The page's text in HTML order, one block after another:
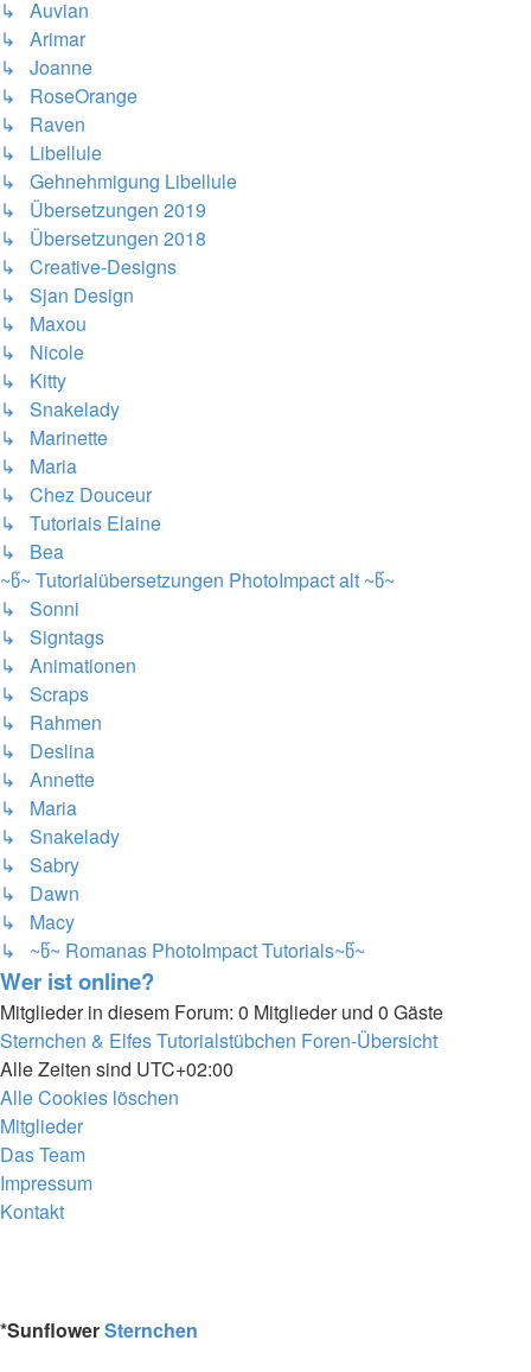
↳ Auvian
↳ Arimar
↳ Joanne
↳ RoseOrange
↳ Raven
↳ Libellule
↳ Gehnehmigung Libellule
↳ Übersetzungen 2019
↳ Übersetzungen 2018
↳ Creative-Designs
↳ Sjan Design
↳ Maxou
↳ Nicole
↳ Kitty
↳ Snakelady
↳ Marinette
↳ Maria
↳ Chez Douceur
↳ Tutoriais Elaine
↳ Bea
~წ~ Tutorialübersetzungen PhotoImpact alt ~წ~
↳ Sonni
↳ Signtags
↳ Animationen
↳ Scraps
↳ Rahmen
↳ Deslina
↳ Annette
↳ Maria
↳ Snakelady
↳ Sabry
↳ Dawn
↳ Macy
↳ ~წ~ Romanas PhotoImpact Tutorials~წ~
Wer ist online?
Mitglieder in diesem Forum: 0 Mitglieder und 0 Gäste
Sternchen & Elfes Tutorialstübchen Foren-Übersicht
Alle Zeiten sind UTC+02:00
Alle Cookies löschen
Mitglieder
Das Team
Impressum
Kontakt
*SunflowerSternchen